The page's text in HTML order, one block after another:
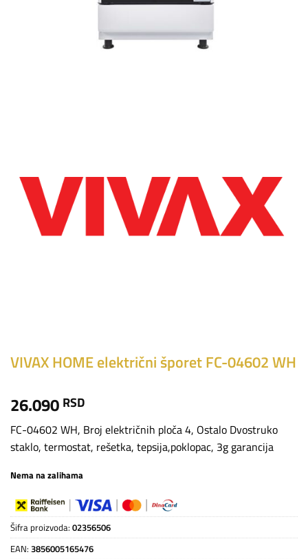
VIVAX HOME električni šporet FC-04602 WH
26.090 RSD
FC-04602 WH, Broj električnih ploča 4, Ostalo Dvostruko
staklo, termostat, rešetka, tepsija,poklopac, 3g garancija
Nema na zalihama
Šifra proizvoda: 02356506
EAN: 3856005165476